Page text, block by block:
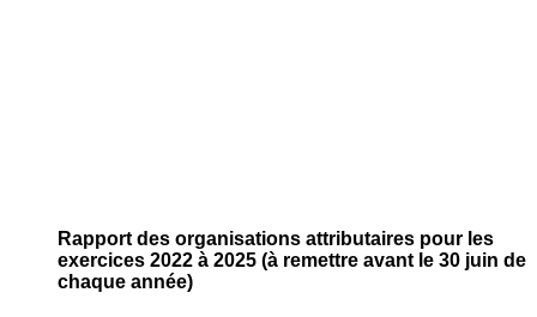
Rapport des organisations attributaires pour les
exercices 2022 à 2025 (à remettre avant le 30 juin de
chaque année)